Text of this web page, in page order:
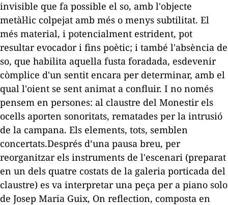
invisible que fa possible el so, amb l'objecte
metàl·lic colpejat amb més o menys subtilitat. El
més material, i potencialment estrident, pot
resultar evocador i fins poètic; i també l'absència de
so, que habilita aquella fusta foradada, esdevenir
còmplice d'un sentit encara per determinar, amb el
qual l'oient se sent animat a confluir. I no només
pensem en persones: al claustre del Monestir els
ocells aporten sonoritats, rematades per la intrusió
de la campana. Els elements, tots, semblen
concertats.Després d’una pausa breu, per
reorganitzar els instruments de l'escenari (preparat
en un dels quatre costats de la galeria porticada del
claustre) es va interpretar una peça per a piano solo
de Josep Maria Guix, On reflection, composta en